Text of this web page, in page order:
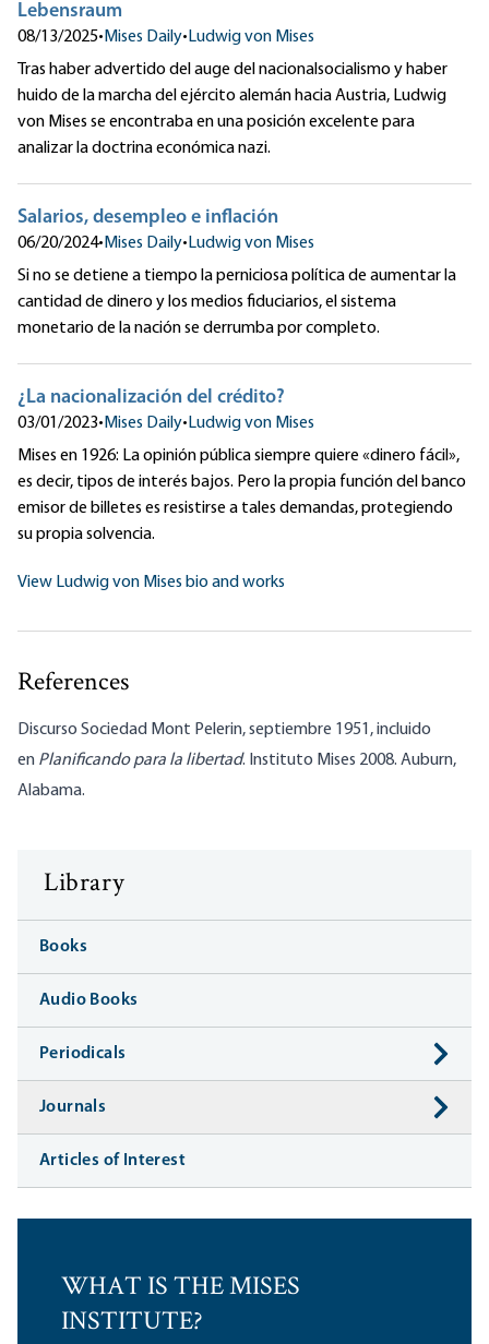
Lebensraum
08/13/2025•Mises Daily•Ludwig von Mises
Tras haber advertido del auge del nacionalsocialismo y haber
huido de la marcha del ejército alemán hacia Austria, Ludwig
von Mises se encontraba en una posición excelente para
analizar la doctrina económica nazi.
Salarios, desempleo e inflación
06/20/2024•Mises Daily•Ludwig von Mises
Si no se detiene a tiempo la perniciosa política de aumentar la
cantidad de dinero y los medios fiduciarios, el sistema
monetario de la nación se derrumba por completo.
¿La nacionalización del crédito?
03/01/2023•Mises Daily•Ludwig von Mises
Mises en 1926: La opinión pública siempre quiere «dinero fácil»,
es decir, tipos de interés bajos. Pero la propia función del banco
emisor de billetes es resistirse a tales demandas, protegiendo
su propia solvencia.
View Ludwig von Mises bio and works
References
Discurso Sociedad Mont Pelerin, septiembre 1951, incluido
en Planificando para la libertad. Instituto Mises 2008. Auburn,
Alabama.
Library
Books
Audio Books
Periodicals
Journals
Articles of Interest
WHAT IS THE MISES
INSTITUTE?